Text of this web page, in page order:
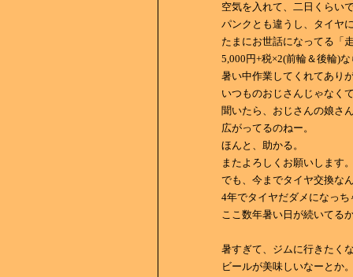
空気を入れて、二日くらい
パンクとも違うし、タイヤ
たまにお世話になってる「
5,000円+税×2(前輪＆後輪)
暑い中作業してくれてあり
いつものおじさんじゃなく
聞いたら、おじさんの娘さ
広がってるのねー。
ほんと、助かる。
またよろしくお願いします
でも、今までタイヤ交換な
4年でタイヤだダメになっち
ここ数年暑い日が続いてる
暑すぎて、ジムに行きたく
ビールが美味しいなーとか